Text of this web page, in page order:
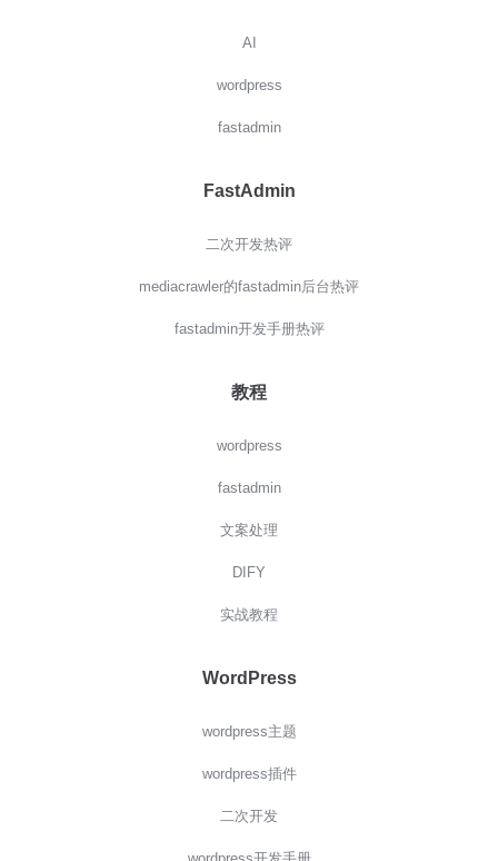
AI
wordpress
fastadmin
FastAdmin
二次开发热评
mediacrawler的fastadmin后台热评
fastadmin开发手册热评
教程
wordpress
fastadmin
文案处理
DIFY
实战教程
WordPress
wordpress主题
wordpress插件
二次开发